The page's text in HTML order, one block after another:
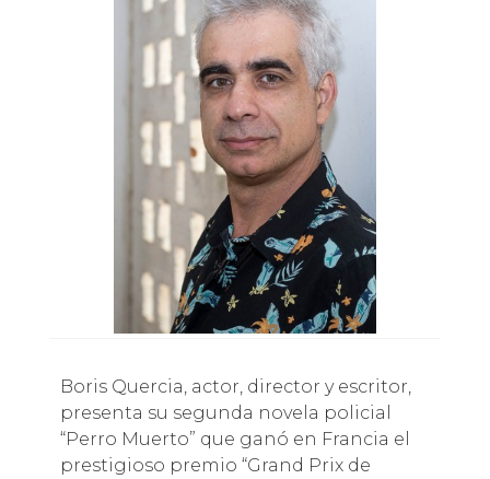
Boris Quercia, actor, director y escritor,
presenta su segunda novela policial
“Perro Muerto” que ganó en Francia el
prestigioso premio “Grand Prix de